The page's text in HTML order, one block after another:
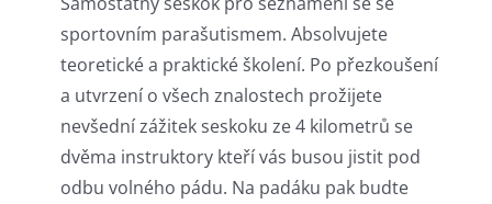
sportovním parašutismem. Absolvujete
teoretické a praktické školení. Po přezkoušení
a utvrzení o všech znalostech prožijete
nevšední zážitek seskoku ze 4 kilometrů se
dvěma instruktory kteří vás busou jistit pod
odbu volného pádu. Na padáku pak budte